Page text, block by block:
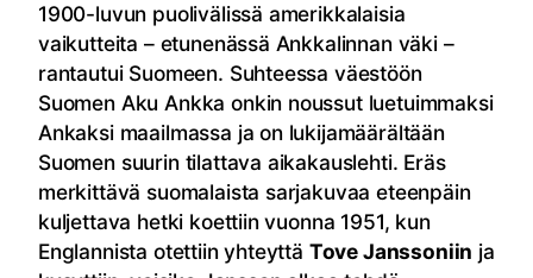
1900-luvun puolivälissä amerikkalaisia
vaikutteita – etunenässä Ankkalinnan väki –
rantautui Suomeen. Suhteessa väestöön
Suomen Aku Ankka onkin noussut luetuimmaksi
Ankaksi maailmassa ja on lukijamäärältään
Suomen suurin tilattava aikakauslehti. Eräs
merkittävä suomalaista sarjakuvaa eteenpäin
kuljettava hetki koettiin vuonna 1951, kun
Englannista otettiin yhteyttä Tove Janssoniin ja